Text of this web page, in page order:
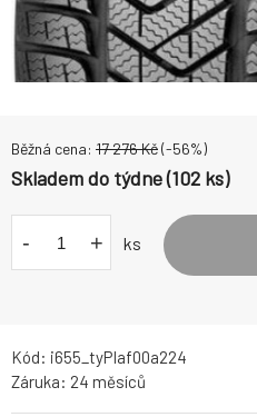
Běžná cena: 17 276Kč(-56%)
Skladem do týdne (102 ks)
- + ks
Kód: i655_tyPIaf00a224
Záruka: 24 měsíců